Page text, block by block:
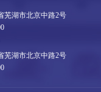
芜湖市北京中路2号
芜湖市北京中路2号